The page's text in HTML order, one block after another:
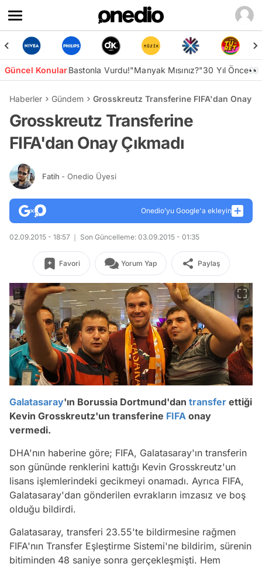
Güncel KonularBastonla Vurdu!"Manyak Mısınız?"30 Yıl Önce👀
Haberler Gündem Grosskreutz Transferine FIFA'dan Onay
Grosskreutz Transferine
FIFA'dan Onay Çıkmadı
Fatih - Onedio Üyesi
Onedio’yu Google'a ekleyin
02.09.2015 - 18:57 Son Güncelleme: 03.09.2015 - 01:35
Favori Yorum Yap Paylaş
Galatasaray'ın Borussia Dortmund'dan transfer ettiği
Kevin Grosskreutz'un transferine FIFA onay
vermedi.
DHA'nın haberine göre; FIFA, Galatasaray'ın transferin
son gününde renklerini kattığı Kevin Grosskreutz'un
lisans işlemlerindeki gecikmeyi onamadı. Ayrıca FIFA,
Galatasaray'dan gönderilen evrakların imzasız ve boş
olduğu bildirdi.
Galatasaray, transferi 23.55'te bildirmesine rağmen
FIFA'nın Transfer Eşleştirme Sistemi'ne bildirim, sürenin
bitiminden 48 saniye sonra gerçekleşmişti. Hem